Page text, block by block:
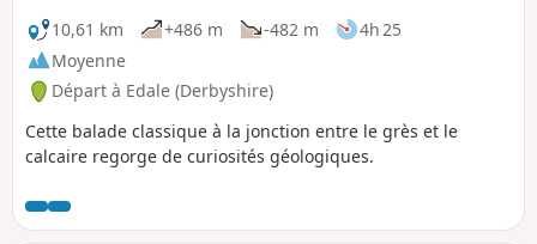
10,61 km +486 m -482 m
4h 25
Moyenne
Départ à Edale (Derbyshire)
Cette balade classique à la jonction entre le grès et le
calcaire regorge de curiosités géologiques.